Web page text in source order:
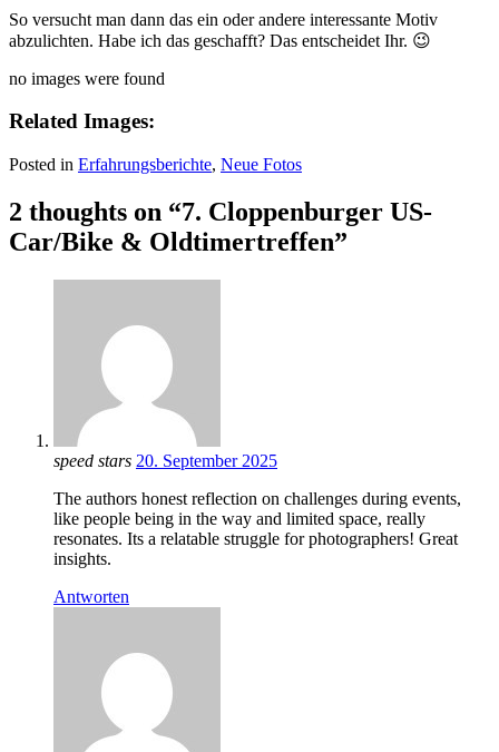
So versucht man dann das ein oder andere interessante Motiv
abzulichten. Habe ich das geschafft? Das entscheidet Ihr. 😉
no images were found
Related Images:
Posted in Erfahrungsberichte, Neue Fotos
2 thoughts on “7. Cloppenburger US-
Car/Bike & Oldtimertreffen”
speed stars 20. September 2025
The authors honest reflection on challenges during events,
like people being in the way and limited space, really
resonates. Its a relatable struggle for photographers! Great
insights.
Antworten